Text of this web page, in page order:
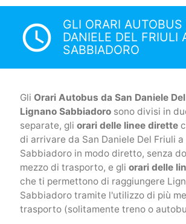
access_time
GLI ORARI AUTOBUS
DANIELE DEL FRIULI
SABBIADORO
Gli Orari Autobus da San Daniele
Lignano Sabbiadorosono divisi in
separate, gli orari delle linee dirette
di arrivare da San Daniele Del Friuli
Sabbiadoro in modo diretto, senza
mezzo di trasporto, e gli orari delle
che ti permettono di raggiungere
Sabbiadoro tramite l'utilizzo di più
trasporto (solitamente treno o